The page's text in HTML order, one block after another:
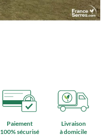
Paiement
100% sécurisé
Livraison
à domicile